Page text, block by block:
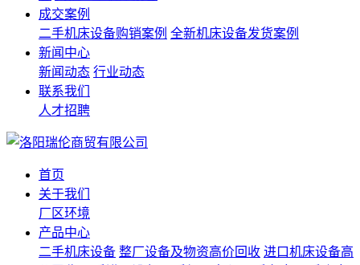
成交案例
二手机床设备购销案例 全新机床设备发货案例
新闻中心
新闻动态 行业动态
联系我们
人才招聘
首页
关于我们
厂区环境
产品中心
二手机床设备 整厂设备及物资高价回收 进口机床设备高